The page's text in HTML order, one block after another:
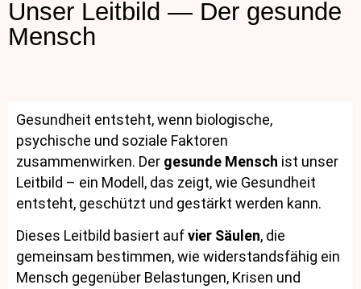
Unser Leitbild — Der gesunde
Mensch
Gesundheit entsteht, wenn biologische,
psychische und soziale Faktoren
zusammenwirken. Der gesunde Mensch ist unser
Leitbild – ein Modell, das zeigt, wie Gesundheit
entsteht, geschützt und gestärkt werden kann.
Dieses Leitbild basiert aufvier Säulen, die
gemeinsam bestimmen, wie widerstandsfähig ein
Mensch gegenüber Belastungen, Krisen und